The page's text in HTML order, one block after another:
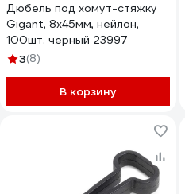
Дюбель под хомут-стяжку
Gigant, 8x45мм, нейлон,
100шт. черный 23997
3(8)
В корзину